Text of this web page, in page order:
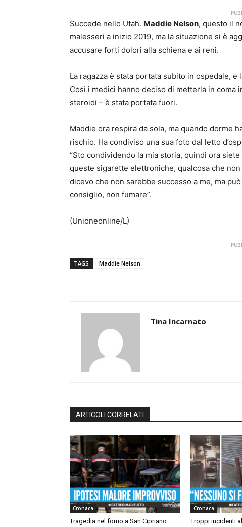
Succede nello Utah. Maddie Nelson, questo il
malesseri a inizio 2019, ma la situazione si è
accusare forti dolori alla schiena e ai reni.
La ragazza è stata portata subito in ospedale, e
Così i medici hanno deciso di metterla in coma
steroidi – è stata portata fuori.
Maddie ora respira da sola, ma quando dorme
rischio. Ha condiviso una sua foto dal letto
“Sto condividendo la mia storia, quindi ora
queste sigarette elettroniche, qualcosa che
dicevo che non sarebbe successo a me, ma
consiglio, non fumare”.
(Unioneonline/L)
TAGS Maddie Nelson
Tina Incarnato
ARTICOLI CORRELATI
Cronaca
Tragedia nel forno a San Cipriano
Cronaca
Troppi incidenti